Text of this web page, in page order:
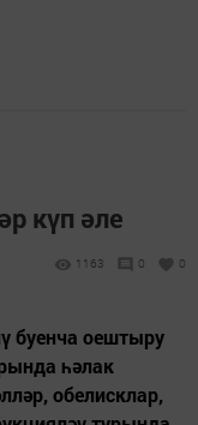
күп әле
1163 0 0
буенча оештыру
һәлак
обелисклар,